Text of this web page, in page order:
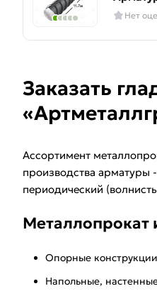
Нет
Заказать
Ассортимент
производства арматуры
периодический
Металлопрокат
Опорные
Напольные,